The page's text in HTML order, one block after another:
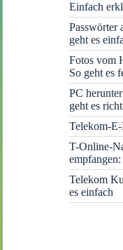
Einfach
Passwörter
geht es
Fotos vom
So geht es
PC
geht es
Telekom-
T-Online-
empfangen:
Telekom
es einfach